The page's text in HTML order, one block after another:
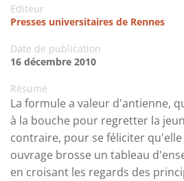
Editeur
Presses universitaires de Rennes
Date de publication
16 décembre 2010
Résumé
La formule a valeur d'antienne,
à la bouche pour regretter la
contraire, pour se féliciter qu'elle
ouvrage brosse un tableau
en croisant les regards des